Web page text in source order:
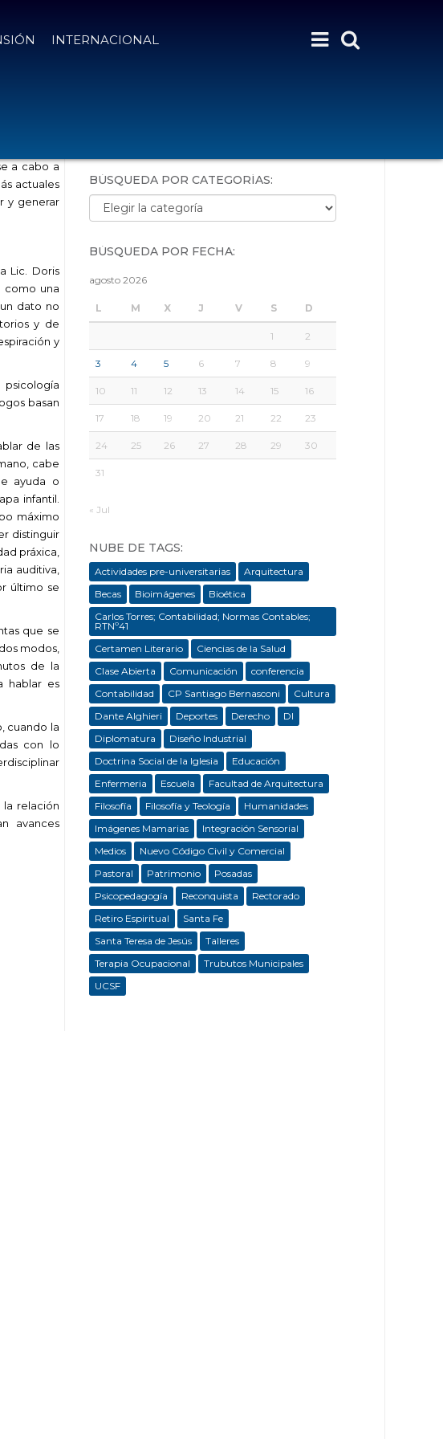
INTERNACIONAL
a cabo a
actuales
y generar
Lic. Doris
como una
dato no
y de
y
psicología
basan
de las
cabe
ayuda o
infantil.
máximo
distinguir
práxica,
auditiva,
último se
que se
modos,
de la
hablar es
cuando la
con lo
relación
avances
BÚSQUEDA POR CATEGORÍAS:
Búsqueda por categorías:
BÚSQUEDA POR FECHA:
agosto 2026
L M X J V S D
1 2
3 4 5 6 7 8 9
10 11 12 13 14 15 16
17 18 19 20 21 22 23
24 25 26 27 28 29 30
31
« Jul
NUBE DE TAGS:
Actividades pre-universitarias
Arquitectura
Becas
Bioimágenes
Bioética
Carlos Torres; Contabilidad; Normas Contables;
RTNº41
Certamen Literario
Ciencias de la Salud
Clase Abierta
Comunicación
conferencia
Contabilidad
CP Santiago Bernasconi
Cultura
Dante Alghieri
Deportes Derecho
DI
Diplomatura
Diseño Industrial
Doctrina Social de la Iglesia
Educación
Enfermeria
Escuela
Facultad de Arquitectura
Filosofía
Filosofía y Teología
Humanidades
Imágenes Mamarias
Integración Sensorial
Medios
Nuevo Código Civil y Comercial
Pastoral
Patrimonio
Posadas
Psicopedagogía
Reconquista
Rectorado
Retiro Espiritual
Santa Fe
Santa Teresa de Jesús
Talleres
Terapia Ocupacional
Trubutos Municipales
UCSF